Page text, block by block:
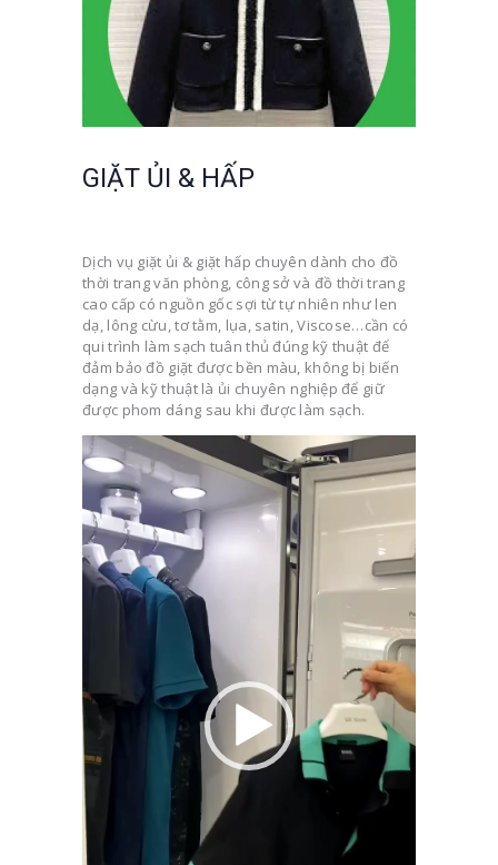
GIẶT ỦI & HẤP
Dịch vụ giặt ủi & giặt hấp chuyên dành cho đồ
thời trang văn phòng, công sở và đồ thời trang
cao cấp có nguồn gốc sợi từ tự nhiên như len
dạ, lông cừu, tơ tằm, lụa, satin, Viscose…cần có
qui trình làm sạch tuân thủ đúng kỹ thuật để
đảm bảo đồ giặt được bền màu, không bị biến
dạng và kỹ thuật là ủi chuyên nghiệp để giữ
được phom dáng sau khi được làm sạch.
Video
Player